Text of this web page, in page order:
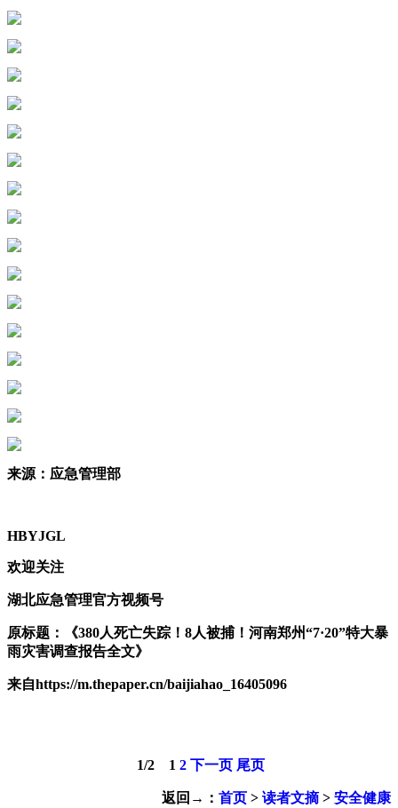
来源：应急管理部
HBYJGL
欢迎关注
湖北应急管理官方视频号
原标题：《380人死亡失踪！8人被捕！河南郑州“7·20”特大暴
雨灾害调查报告全文》
来自https://m.thepaper.cn/baijiahao_16405096
1/2 1 2 下一页 尾页
返回→： 首页 > 读者文摘> 安全健康